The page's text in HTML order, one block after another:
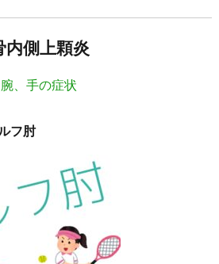
側上顆炎
腕、手の症状
フ肘